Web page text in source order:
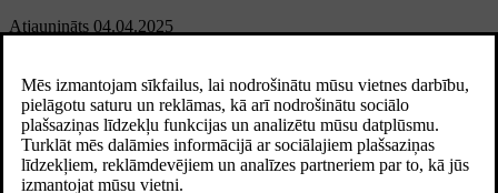
Atjaunināts 04.04.2025
nepieciešams novērtējums un remonts. Ja jebkāda iemesla dēļ ir
aktivizēts drošības režīms, sazinieties ar autorizētu Volvo servisu.
Ja displeji joprojām darbojas, tajos tiek parādīti nepārprotami
norādījumi par to, ka automašīna darbojas drošības režīmā.